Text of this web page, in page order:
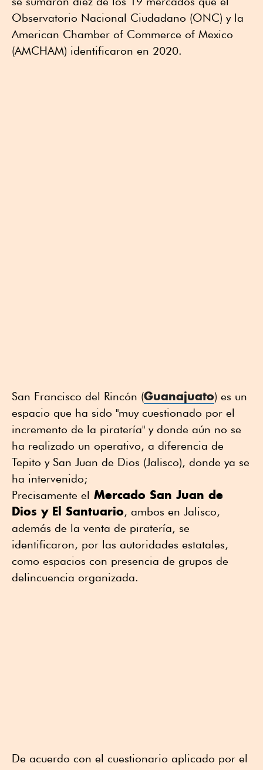
Observatorio Nacional Ciudadano (ONC) y la
American Chamber of Commerce of Mexico
(AMCHAM) identificaron en 2020.
San Francisco del Rincón (Guanajuato) es un
espacio que ha sido "muy cuestionado por el
incremento de la piratería" y donde aún no se
ha realizado un operativo, a diferencia de
Tepito y San Juan de Dios (Jalisco), donde ya se
ha intervenido;
Precisamente el Mercado San Juan de
Dios y El Santuario, ambos en Jalisco,
además de la venta de piratería, se
identificaron, por las autoridades estatales,
como espacios con presencia de grupos de
delincuencia organizada.
De acuerdo con el cuestionario aplicado por el